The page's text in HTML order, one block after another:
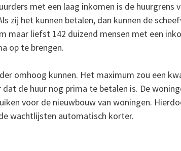
met een laag inkomen is de huurgrens
zij het kunnen betalen, dan kunnen de
maar liefst 142 duizend mensen met een
op te brengen.
omhoog kunnen. Het maximum zou een
de huur nog prima te betalen is. De
voor de nieuwbouw van woningen.
wachtlijsten automatisch korter.